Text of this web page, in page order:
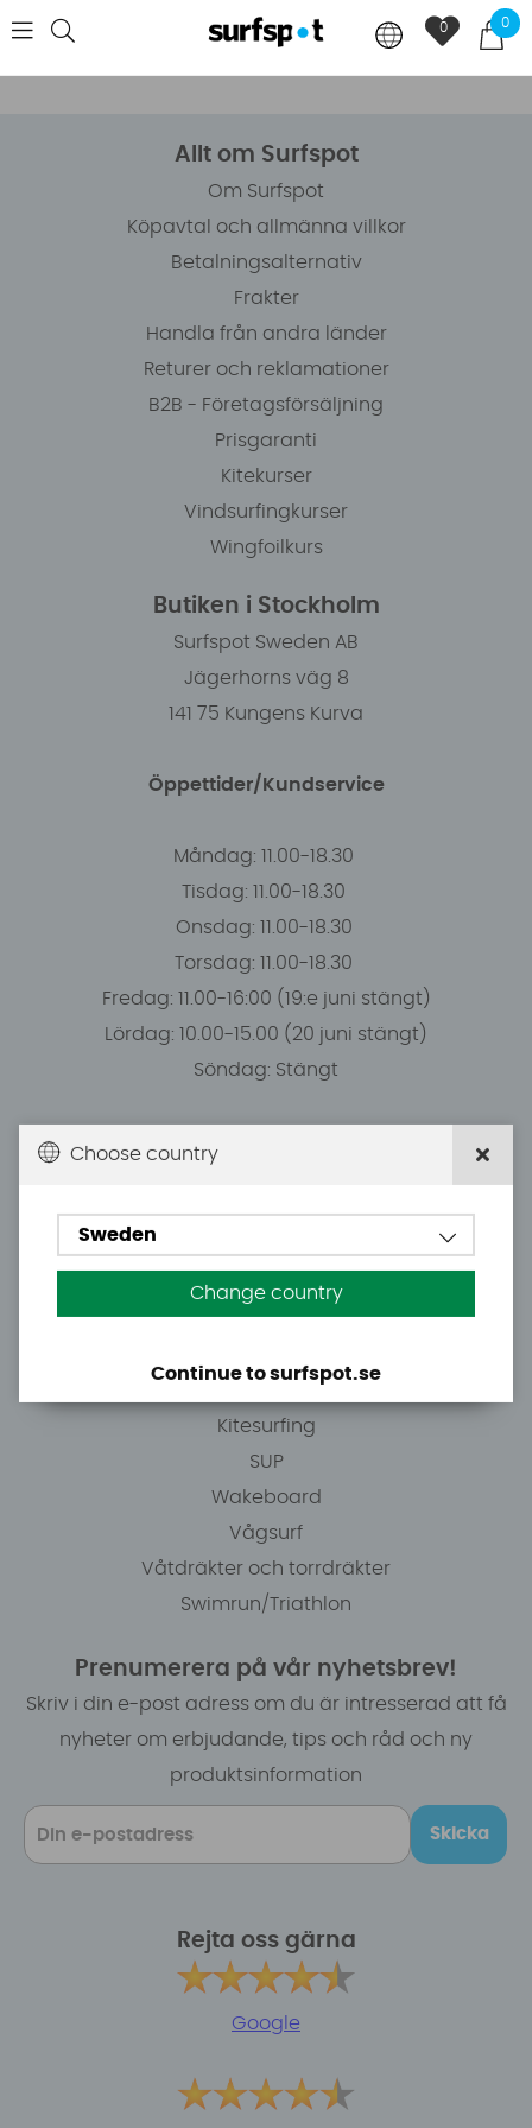
0
0
Allt om Surfspot
Om Surfspot
Köpavtal och allmänna villkor
Betalningsalternativ
Frakter
Handla från andra länder
Returer och reklamationer
B2B - Företagsförsäljning
Prisgaranti
Kitekurser
Vindsurfingkurser
Wingfoilkurs
Butiken i Stockholm
Surfspot Sweden AB
Jägerhorns väg 8
141 75 Kungens Kurva
Öppettider/Kundservice
Måndag: 11.00-18.30
Tisdag: 11.00-18.30
Onsdag: 11.00-18.30
Torsdag: 11.00-18.30
Fredag: 11.00-16:00 (19:e juni stängt)
Lördag: 10.00-15.00 (20 juni stängt)
Söndag: Stängt
Du kan hämta ordrar efter överenskommelse från
E-post: info@surfspot.se
Kitesurfing
SUP
Wakeboard
Vågsurf
Våtdräkter och torrdräkter
Swimrun/Triathlon
Prenumerera på vår nyhetsbrev!
Skriv i din e-post adress om du är intresserad att få
nyheter om erbjudande, tips och råd och ny
produktsinformation
Skicka
Rejta oss gärna
Google
Choose country
Sweden
Change country
Continue to surfspot.se